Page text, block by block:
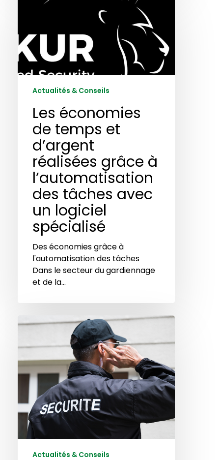
temps
et
d’argent
réalisées
l’automatisation
tâches
avec
logiciel
spécialisé
Actualités & Conseils
Les économies
de temps et
d’argent
réalisées grâce à
l’automatisation
des tâches avec
un logiciel
spécialisé
Des économies grâce à
l'automatisation des tâches
Dans le secteur du gardiennage
et de la…
Les
courants
dans
sécurité
privée
et
comment
un
logicielActualités & Conseils